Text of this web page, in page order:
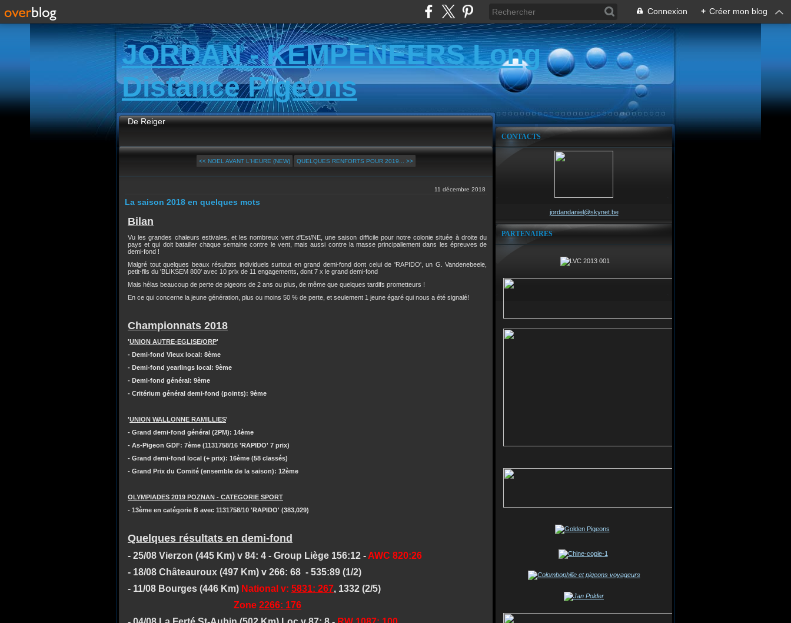
Connexion + Créer mon blog
JORDAN - KEMPENEERS Long
Distance Pigeons
De Reiger
<< NOEL AVANT L'HEURE (NEW) QUELQUES RENFORTS POUR 2019... >>
11 décembre 2018
La saison 2018 en quelques mots
Bilan
Vu les grandes chaleurs estivales, et les nombreux vent d'Est/NE, une saison difficile pour notre colonie située à droite du
pays et qui doit batailler chaque semaine contre le vent, mais aussi contre la masse principallement dans les épreuves de
demi-fond !
Malgré tout quelques beaux résultats individuels surtout en grand demi-fond dont celui de 'RAPIDO', un G. Vandenebeele,
petit-fils du 'BLIKSEM 800' avec 10 prix de 11 engagements, dont 7 x le grand demi-fond
Mais hélas beaucoup de perte de pigeons de 2 ans ou plus, de même que quelques tardifs prometteurs !
En ce qui concerne la jeune génération, plus ou moins 50 % de perte, et seulement 1 jeune égaré qui nous a été signalé!
Championnats 2018
'UNION AUTRE-EGLISE/ORP'
- Demi-fond Vieux local: 8ème
- Demi-fond yearlings local: 9ème
- Demi-fond général: 9ème
- Critérium général demi-fond (points): 9ème
'UNION WALLONNE RAMILLIES'
- Grand demi-fond général (2PM): 14ème
- As-Pigeon GDF: 7ème (1131758/16 'RAPIDO' 7 prix)
- Grand demi-fond local (+ prix): 16ème (58 classés)
- Grand Prix du Comité (ensemble de la saison): 12ème
OLYMPIADES 2019 POZNAN - CATEGORIE SPORT
- 13ème en catégorie B avec 1131758/10 'RAPIDO' (383,029)
Quelques résultats en demi-fond
- 25/08 Vierzon (445 Km) v 84: 4 - Group Liège 156:12 - AWC 820:26
- 18/08 Châteauroux (497 Km) v 266: 68 - 535:89 (1/2)
- 11/08 Bourges (446 Km) National v: 5831: 267, 1332 (2/5)
Zone 2266: 176
CONTACTS
jordandaniel@skynet.be
PARTENAIRES